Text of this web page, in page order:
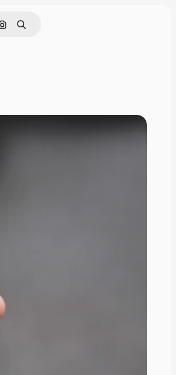
Nach Bild suchen
Suchen